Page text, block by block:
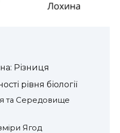
Різниця
рівня біології
та Середовище
Ягод